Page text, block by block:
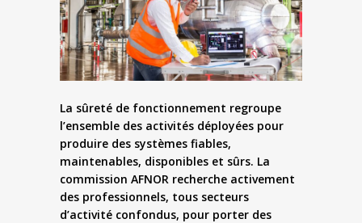
La sûreté de fonctionnement regroupe
l’ensemble des activités déployées pour
produire des systèmes fiables,
maintenables, disponibles et sûrs. La
commission AFNOR recherche activement
des professionnels, tous secteurs
d’activité confondus, pour porter des